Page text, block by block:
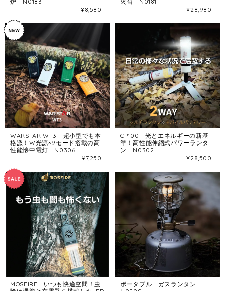
¥8,580
¥28,980
WARSTAR WT3 超小型でも本
格派！W光源×9モード搭載の高
性能懐中電灯 N0306
¥7,250
CP100 光とエネルギーの新基
準！高性能伸縮式パワーランタ
ン N0302
¥28,500
MOSFIRE いつも快適空間！虫
ポータブル ガスランタン